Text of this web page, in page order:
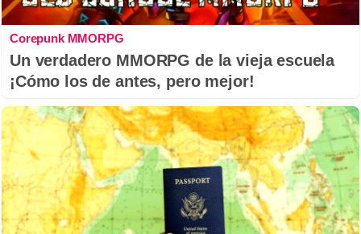
Corepunk MMORPG
Un verdadero MMORPG de la vieja escuela
¡Cómo los de antes, pero mejor!